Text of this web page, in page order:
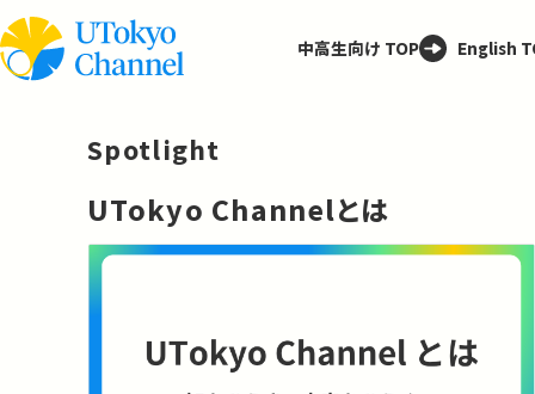
中高生向け TOP English
Spotlight
UTokyo Channelとは